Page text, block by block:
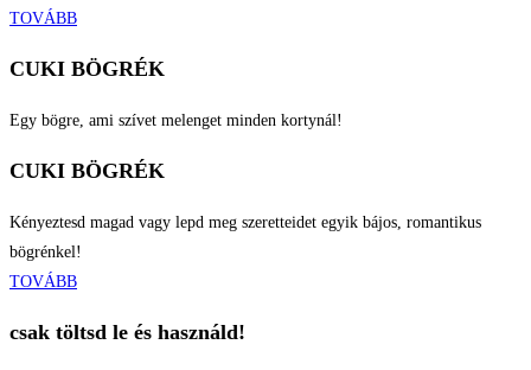
TOVÁBB
CUKI BÖGRÉK
Egy bögre, ami szívet melenget minden kortynál!
CUKI BÖGRÉK
Kényeztesd magad vagy lepd meg szeretteidet egyik bájos, romantikus
bögrénkel!
TOVÁBB
csak töltsd le és használd!